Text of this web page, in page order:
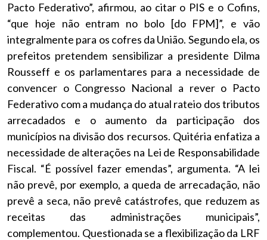
Pacto Federativo”, afirmou, ao citar o PIS e o Cofins,
“que hoje não entram no bolo [do FPM]”, e vão
integralmente para os cofres da União. Segundo ela, os
prefeitos pretendem sensibilizar a presidente Dilma
Rousseff e os parlamentares para a necessidade de
convencer o Congresso Nacional a rever o Pacto
Federativo com a mudança do atual rateio dos tributos
arrecadados e o aumento da participação dos
municípios na divisão dos recursos. Quitéria enfatiza a
necessidade de alterações na Lei de Responsabilidade
Fiscal. “É possível fazer emendas”, argumenta. “A lei
não prevê, por exemplo, a queda de arrecadação, não
prevê a seca, não prevê catástrofes, que reduzem as
receitas das administrações municipais”,
complementou. Questionada se a flexibilização da LRF